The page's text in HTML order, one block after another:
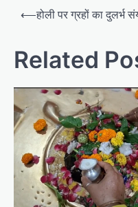
Post
⟵होली पर ग्रहों का दुलर्भ
Related